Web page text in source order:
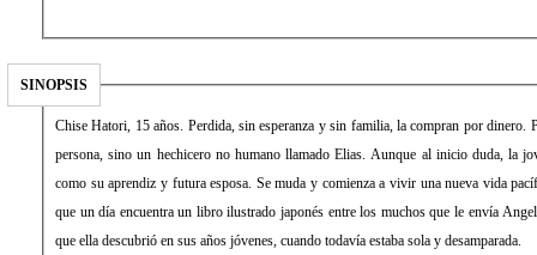
SINOPSIS
Chise Hatori, 15 años. Perdida, sin esperanza y sin familia, la compran por dinero.
persona, sino un hechicero no humano llamado Elias. Aunque al inicio duda, la
como su aprendiz y futura esposa. Se muda y comienza a vivir una nueva vida
que un día encuentra un libro ilustrado japonés entre los muchos que le envía
que ella descubrió en sus años jóvenes, cuando todavía estaba sola y desamparada.